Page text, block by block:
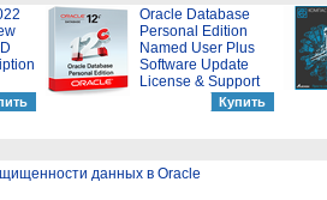
Oracle Database
Personal Edition
Named User Plus
Software Update
License & Support
данных в Oracle